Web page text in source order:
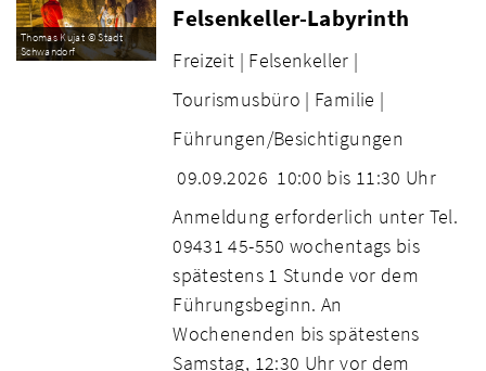
Thomas Kujat © Stadt
Schwandorf
Felsenkeller-Labyrinth
Freizeit | Felsenkeller |
Tourismusbüro | Familie |
Führungen/Besichtigungen
09.09.2026 10:00 bis 11:30 Uhr
Anmeldung erforderlich unter Tel.
09431 45-550 wochentags bis
spätestens 1 Stunde vor dem
Führungsbeginn. An
Wochenenden bis spätestens
Samstag, 12:30 Uhr vor dem